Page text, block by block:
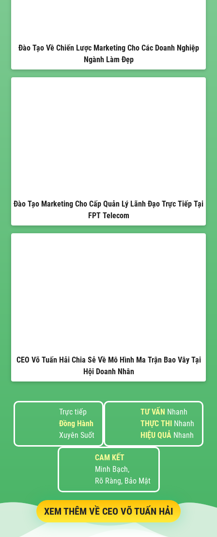
Đào Tạo Về Chiến Lược Marketing Cho Các Doanh Nghiệp
Ngành Làm Đẹp
Đào Tạo Marketing Cho Cấp Quản Lý Lãnh Đạo Trực Tiếp Tại
FPT Telecom
CEO Võ Tuấn Hải Chia Sẻ Về Mô Hình Ma Trận Bao Vây Tại
Hội Doanh Nhân
Trực tiếp
Đồng Hành
Xuyên Suốt
TƯ VẤN Nhanh
THỰC THI Nhanh
HIỆU QUẢ Nhanh
CAM KẾT
Minh Bạch,
Rõ Ràng, Bảo Mật
XEM THÊM VỀ CEO VÕ TUẤN HẢI